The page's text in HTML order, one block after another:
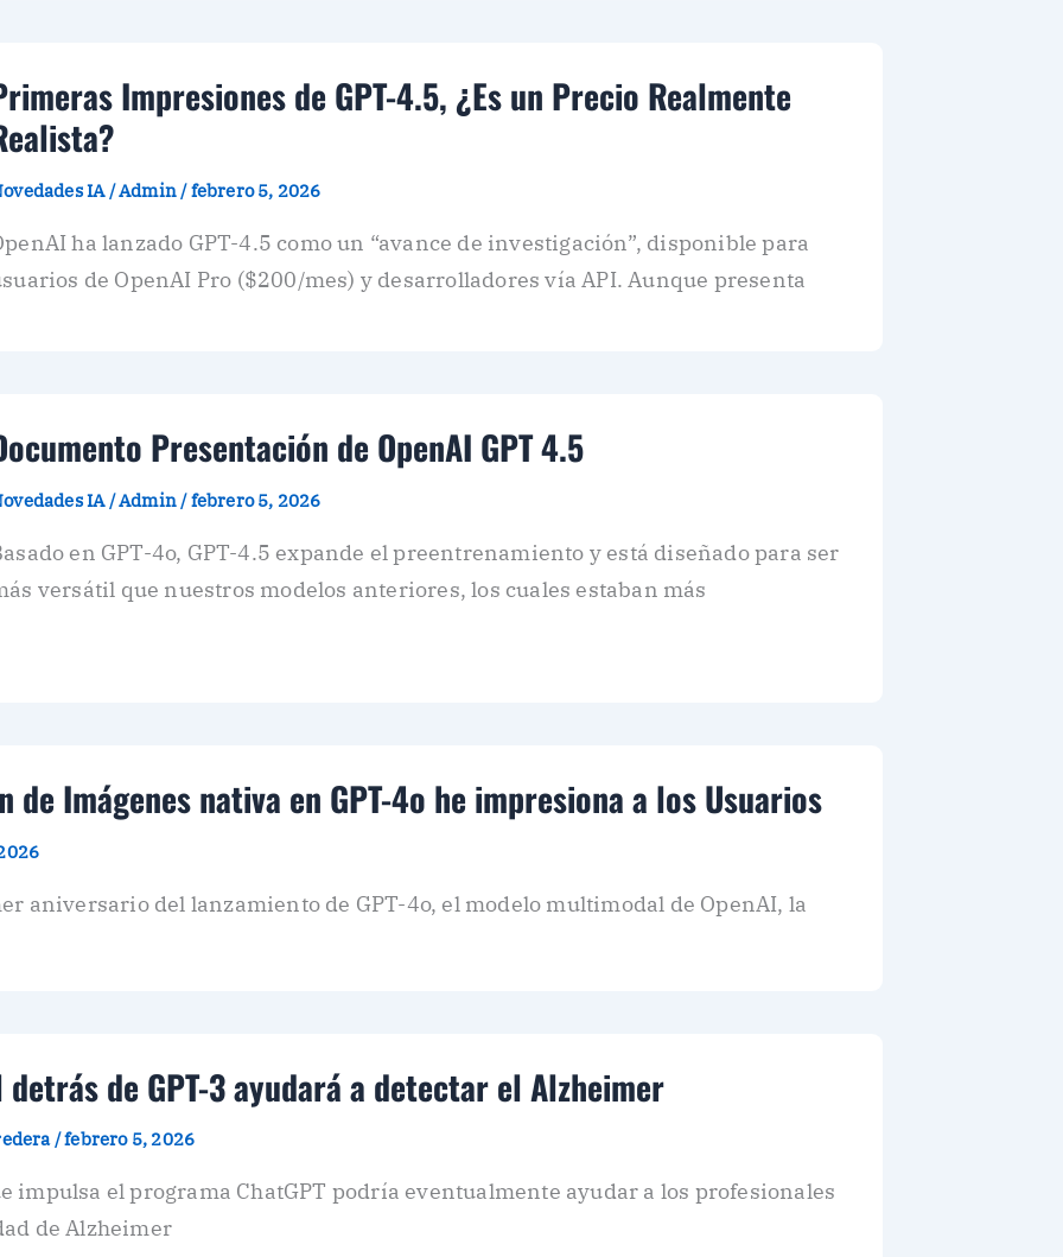
Impresiones de GPT-4.5, ¿Es un Precio Realmente
IA/Admin /febrero 5, 2026
ha lanzado GPT-4.5 como un “avance de investigación”, disponible para
de OpenAI Pro ($200/mes) y desarrolladores vía API. Aunque presenta
Presentación de OpenAI GPT 4.5
IA/Admin /febrero 5, 2026
en GPT-4o, GPT-4.5 expande el preentrenamiento y está diseñado para ser
versátil que nuestros modelos anteriores, los cuales estaban más
de Imágenes nativa en GPT-4o he impresiona a los Usuarios
aniversario del lanzamiento de GPT-4o, el modelo multimodal de OpenAI, la
de GPT-3 ayudará a detectar el Alzheimer
/febrero 5, 2026
el programa ChatGPT podría eventualmente ayudar a los profesionales
de Alzheimer